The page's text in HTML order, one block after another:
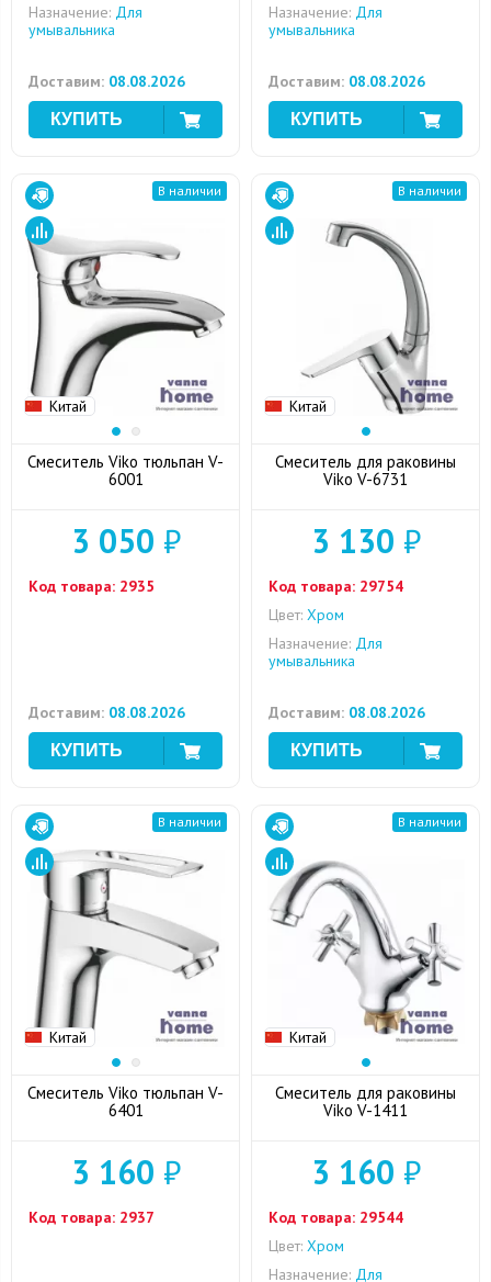
Назначение: Для
умывальника
Доставим: 08.08.2026
Назначение: Для
умывальника
Доставим: 08.08.2026
Китай
В наличии
Смеситель Viko тюльпан V-
6001
3 050 ₽
Код товара: 2935
Доставим: 08.08.2026
Китай
В наличии
Смеситель для раковины
Viko V-6731
3 130 ₽
Код товара: 29754
Цвет: Хром
Назначение: Для
умывальника
Доставим: 08.08.2026
Китай
В наличии
Смеситель Viko тюльпан V-
6401
3 160 ₽
Код товара: 2937
Китай
В наличии
Смеситель для раковины
Viko V-1411
3 160 ₽
Код товара: 29544
Цвет: Хром
Назначение: Для